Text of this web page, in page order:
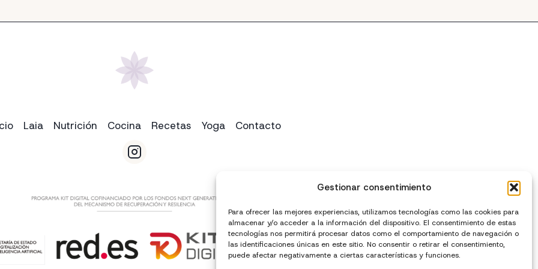
Gestionar consentimiento
Para ofrecer las mejores experiencias, utilizamos tecnologías como las cookies para
almacenar y/o acceder a la información del dispositivo. El consentimiento de estas
tecnologías nos permitirá procesar datos como el comportamiento de navegación o
las identificaciones únicas en este sitio. No consentir o retirar el consentimiento,
puede afectar negativamente a ciertas características y funciones.
Laia Nutrición Cocina Recetas Yoga Contacto